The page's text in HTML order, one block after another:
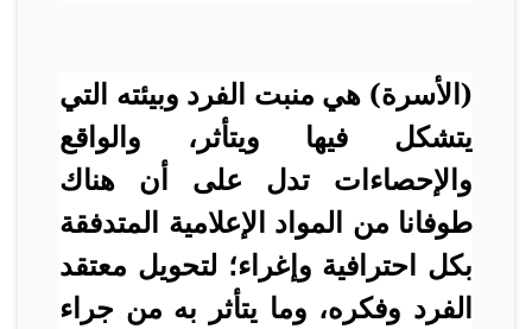
(الأسرة) هي منبت الفرد وبيئته التي
يتشكل فيها ويتأثر، والواقع
والإحصاءات تدل على أن هناك
طوفانا من المواد الإعلامية المتدفقة
بكل احترافية وإغراء؛ لتحويل معتقد
الفرد وفكره، وما يتأثر به من جراء